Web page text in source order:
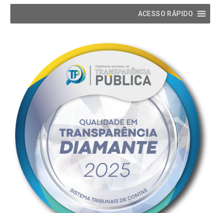
ACESSO RÁPIDO